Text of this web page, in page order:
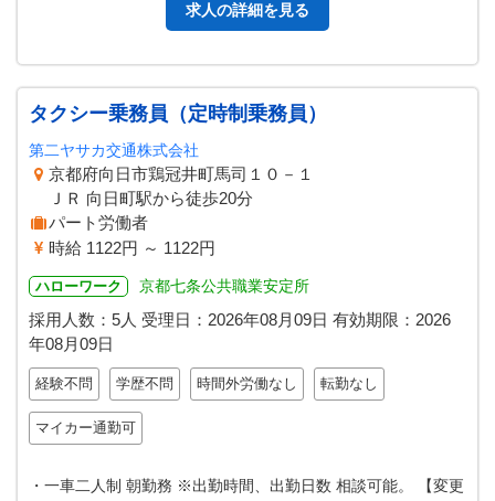
求人の詳細を見る
タクシー乗務員（定時制乗務員）
第二ヤサカ交通株式会社
京都府向日市鶏冠井町馬司１０－１
ＪＲ 向日町駅から徒歩20分
パート労働者
時給 1122円 ～ 1122円
ハローワーク 京都七条公共職業安定所
採用人数：5人 受理日： 2026年08月09日 有効期限： 2026
年08月09日
経験不問 学歴不問 時間外労働なし 転勤なし
マイカー通勤可
・一車二人制 朝勤務 ※出勤時間、出勤日数 相談可能。 【変更